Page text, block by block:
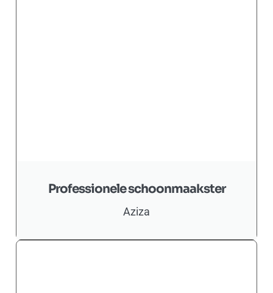
Professionele schoonmaakster
Aziza